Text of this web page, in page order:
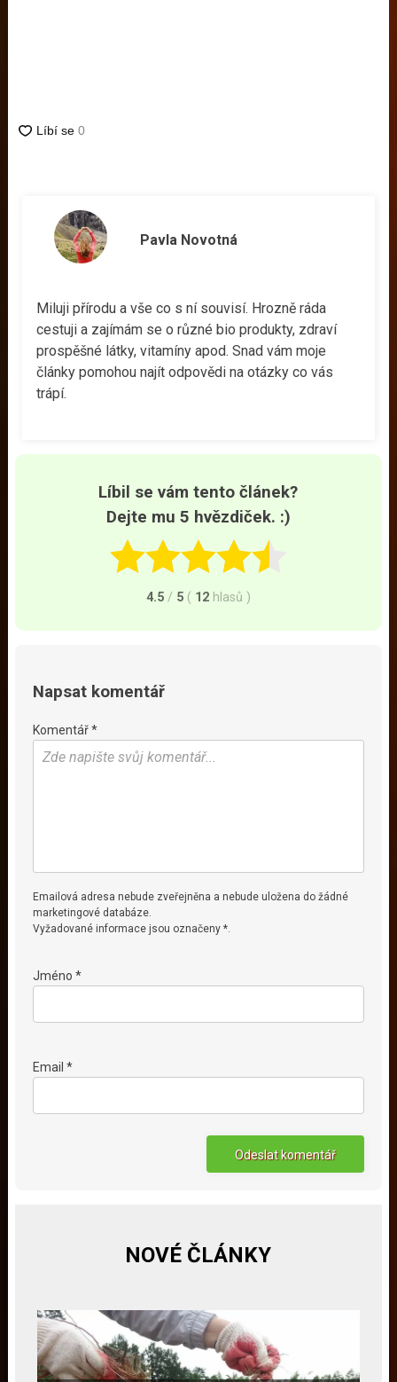
Pavla Novotná
Miluji přírodu a vše co s ní souvisí. Hrozně ráda
cestuji a zajímám se o různé bio produkty, zdraví
prospěšné látky, vitamíny apod. Snad vám moje
články pomohou najít odpovědi na otázky co vás
trápí.
Líbil se vám tento článek?
Dejte mu 5 hvězdiček. :)
4.5 / 5 ( 12 hlasů )
Napsat komentář
Komentář *
Emailová adresa nebude zveřejněna a nebude uložena do žádné
marketingové databáze.
Vyžadované informace jsou označeny *.
Jméno *
Email *
NOVÉ ČLÁNKY